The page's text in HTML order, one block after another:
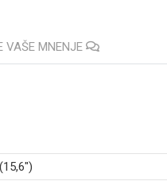
VAŠE MNENJE